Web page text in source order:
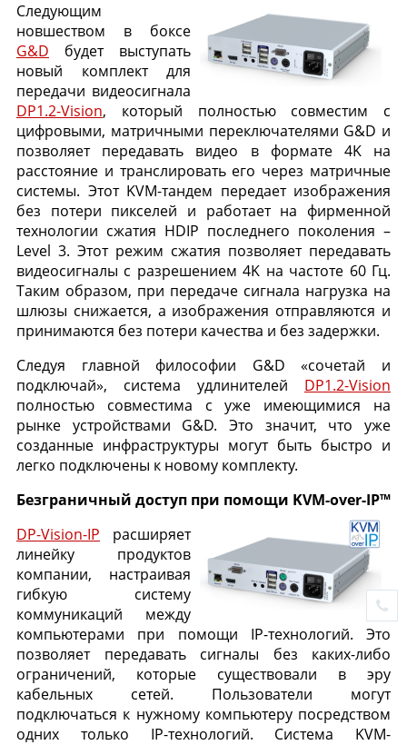
Следующим
новшеством в боксе
G&D будет выступать
новый комплект для
передачи видеосигнала
DP1.2-Vision, который полностью совместим с
цифровыми, матричными переключателями G&D и
позволяет передавать видео в формате 4K на
расстояние и транслировать его через матричные
системы. Этот KVM-тандем передает изображения
без потери пикселей и работает на фирменной
технологии сжатия HDIP последнего поколения –
Level 3. Этот режим сжатия позволяет передавать
видеосигналы с разрешением 4K на частоте 60 Гц.
Таким образом, при передаче сигнала нагрузка на
шлюзы снижается, а изображения отправляются и
принимаются без потери качества и без задержки.
Следуя главной философии G&D «сочетай и
подключай», система удлинителей DP1.2-Vision
полностью совместима с уже имеющимися на
рынке устройствами G&D. Это значит, что уже
созданные инфраструктуры могут быть быстро и
легко подключены к новому комплекту.
Безграничный доступ при помощи KVM-over-IP™
DP-Vision-IP расширяет
линейку продуктов
компании, настраивая
гибкую систему
коммуникаций между
компьютерами при помощи IP-технологий. Это
позволяет передавать сигналы без каких-либо
ограничений, которые существовали в эру
кабельных сетей. Пользователи могут
подключаться к нужному компьютеру посредством
одних только IP-технологий. Система KVM-